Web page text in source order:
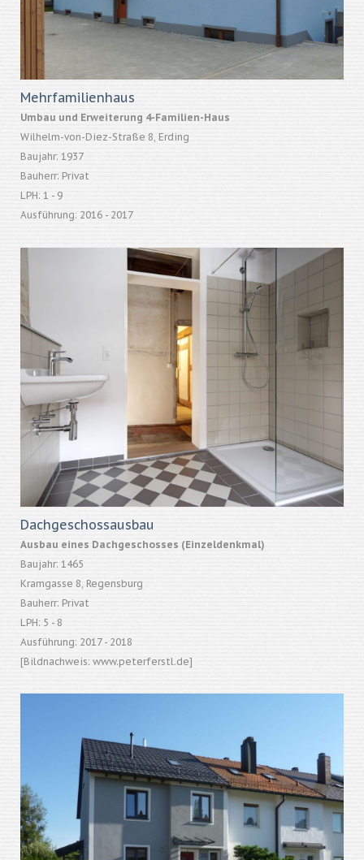
Mehrfamilienhaus
Umbau und Erweiterung 4-Familien-Haus
Wilhelm-von-Diez-Straße 8, Erding
Baujahr: 1937
Bauherr: Privat
LPH: 1 - 9
Ausführung: 2016 - 2017
Dachgeschossausbau
Ausbau eines Dachgeschosses (Einzeldenkmal)
Baujahr: 1465
Kramgasse 8, Regensburg
Bauherr: Privat
LPH: 5 - 8
Ausführung: 2017 - 2018
[Bildnachweis: www.peterferstl.de]